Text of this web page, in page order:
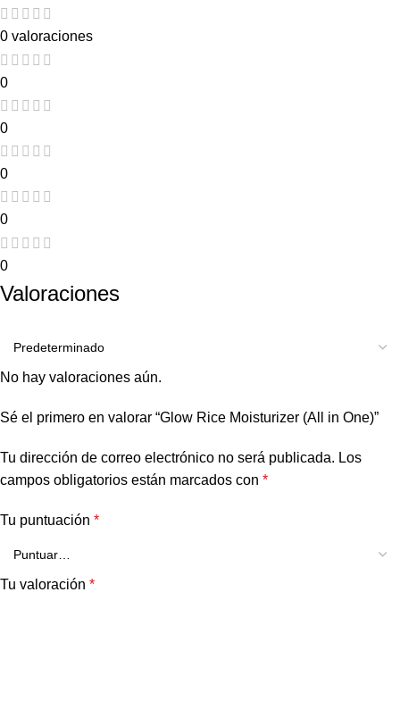
0 valoraciones
0
0
0
0
0
Valoraciones
No hay valoraciones aún.
Sé el primero en valorar “Glow Rice Moisturizer (All in One)”
Tu dirección de correo electrónico no será publicada. Los
campos obligatorios están marcados con *
Tu puntuación *
Tu valoración *